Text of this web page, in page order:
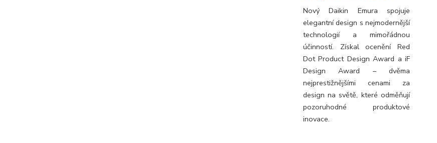
Nový Daikin Emura spojuje
elegantní design s nejmodernější
technologií a mimořádnou
účinností. Získal ocenění Red
Dot Product Design Award a iF
Design Award – dvěma
nejprestižnějšími cenami za
design na světě, které odměňují
pozoruhodné produktové
inovace.